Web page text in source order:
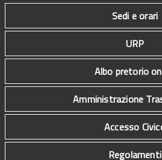
Sedi e orari
URP
Albo pretorio
Amministrazione
Accesso
Regolamenti